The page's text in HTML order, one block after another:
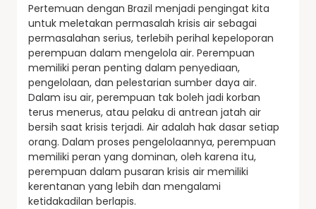
Pertemuan dengan Brazil menjadi pengingat kita
untuk meletakan permasalah krisis air sebagai
permasalahan serius, terlebih perihal kepeloporan
perempuan dalam mengelola air. Perempuan
memiliki peran penting dalam penyediaan,
pengelolaan, dan pelestarian sumber daya air.
Dalam isu air, perempuan tak boleh jadi korban
terus menerus, atau pelaku di antrean jatah air
bersih saat krisis terjadi. Air adalah hak dasar setiap
orang. Dalam proses pengelolaannya, perempuan
memiliki peran yang dominan, oleh karena itu,
perempuan dalam pusaran krisis air memiliki
kerentanan yang lebih dan mengalami
ketidakadilan berlapis.